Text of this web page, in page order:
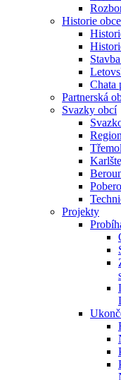
Historie obce
Chata
Partnerská
Svazky obcí
Projekty